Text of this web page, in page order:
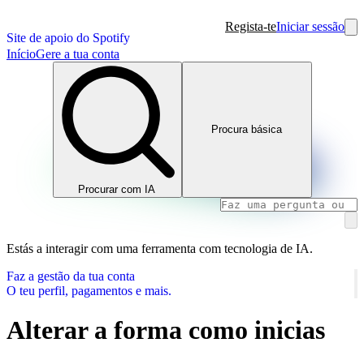
Site de apoio do Spotify
Regista-teIniciar sessão
InícioGere a tua conta
Procurar com IA
Procura básica
Estás a interagir com uma ferramenta com tecnologia de IA.
Faz a gestão da tua conta
O teu perfil, pagamentos e mais.
Alterar a forma como inicias